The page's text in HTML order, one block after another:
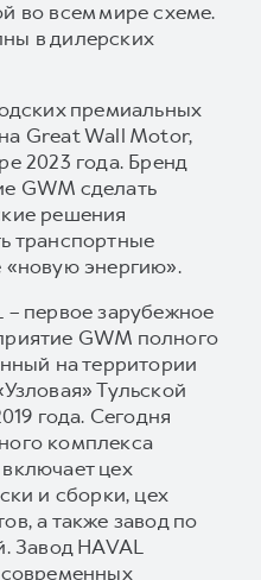
во всем мире схеме.
в дилерских
премиальных
Great Wall Motor,
2023 года. Бренд
GWM сделать
решения
транспортные
энергию».
– первое зарубежное
GWM полного
на территории
Тульской
года. Сегодня
комплекса
включает цех
и сборки, цех
а также завод по
Завод HAVAL